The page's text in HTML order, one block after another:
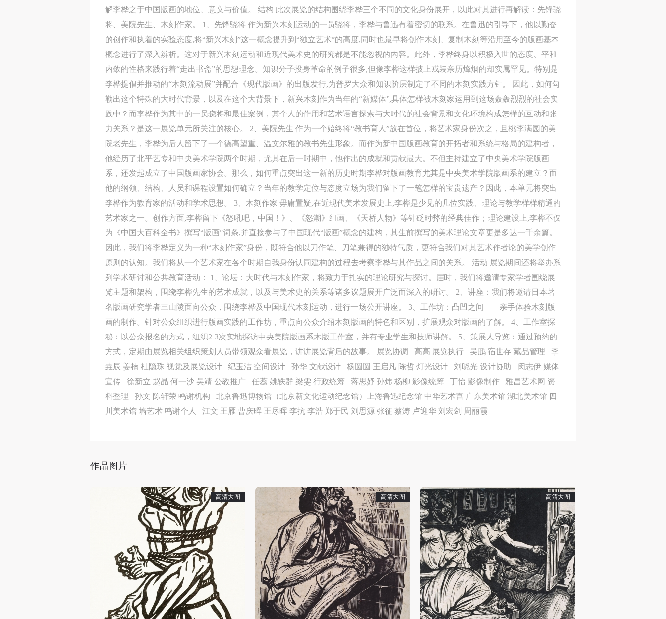
解李桦之于中国版画的地位、意义与价值。 结构 此次展览的结构围绕李桦三个不同的文化身份展开，以此对其进行再解读：先锋骁
将、美院先生、木刻作家。 1、先锋骁将 作为新兴木刻运动的一员骁将，李桦与鲁迅有着密切的联系。在鲁迅的引导下，他以勤奋
的创作和执着的实验态度,将“新兴木刻”这一概念提升到“独立艺术”的高度,同时也最早将创作木刻、复制木刻等沿用至今的版画基本
概念进行了深入辨析。这对于新兴木刻运动和近现代美术史的研究都是不能忽视的内容。此外，李桦终身以积极入世的态度、平和
内敛的性格来践行着“走出书斋”的思想理念。知识分子投身革命的例子很多,但像李桦这样披上戎装亲历烽烟的却实属罕见。特别是
李桦提倡并推动的“木刻流动展”并配合《现代版画》的出版发行,为普罗大众和知识阶层制定了不同的木刻实践方针。 因此，如何勾
勒出这个特殊的大时代背景，以及在这个大背景下，新兴木刻作为当年的“新媒体”,具体怎样被木刻家运用到这场轰轰烈烈的社会实
践中？而李桦作为其中的一员骁将和最佳案例，其个人的作用和艺术语言探索与大时代的社会背景和文化环境构成怎样的互动和张
力关系？是这一展览单元所关注的核心。 2、美院先生 作为一个始终将“教书育人”放在首位，将艺术家身份次之，且桃李满园的美
院老先生，李桦为后人留下了一个德高望重、温文尔雅的教书先生形象。而作为新中国版画教育的开拓者和系统与格局的建构者，
他经历了北平艺专和中央美术学院两个时期，尤其在后一时期中，他作出的成就和贡献最大。不但主持建立了中央美术学院版画
系，还发起成立了中国版画家协会。那么，如何重点突出这一新的历史时期李桦对版画教育尤其是中央美术学院版画系的建立？而
他的纲领、结构、人员和课程设置如何确立？当年的教学定位与态度立场为我们留下了一笔怎样的宝贵遗产？因此，本单元将突出
李桦作为教育家的活动和学术思想。 3、木刻作家 毋庸置疑,在近现代美术发展史上,李桦是少见的几位实践、理论与教学样样精通的
艺术家之一。创作方面,李桦留下《怒吼吧，中国！》、《怒潮》组画、《天桥人物》等针砭时弊的经典佳作；理论建设上,李桦不仅
为《中国大百科全书》撰写“版画”词条,并直接参与了中国现代“版画”概念的建构，其生前撰写的美术理论文章更是多达一千余篇。
因此，我们将李桦定义为一种“木刻作家”身份，既符合他以刀作笔、刀笔兼得的独特气质，更符合我们对其艺术作者论的美学创作
原则的认知。我们将从一个艺术家在各个时期自我身份认同建构的过程去考察李桦与其作品之间的关系。 活动 展览期间还将举办系
列学术研讨和公共教育活动： 1、论坛：大时代与木刻作家，将致力于扎实的理论研究与探讨。届时，我们将邀请专家学者围绕展
览主题和架构，围绕李桦先生的艺术成就，以及与美术史的关系等诸多议题展开广泛而深入的研讨。 2、讲座：我们将邀请日本著
名版画研究学者三山陵面向公众，围绕李桦及中国现代木刻运动，进行一场公开讲座。 3、工作坊：凸凹之间——亲手体验木刻版
画的制作。针对公众组织进行版画实践的工作坊，重点向公众介绍木刻版画的特色和区别，扩展观众对版画的了解。 4、工作室探
秘：以公众报名的方式，组织2-3次实地探访中央美院版画系木版工作室，并有专业学生和技师讲解。 5、策展人导览：通过预约的
方式，定期由展览相关组织策划人员带领观众看展览，讲讲展览背后的故事。 展览协调 高高 展览执行 吴鹏 宿世存 藏品管理 李
垚辰 姜楠 杜隐珠 视觉及展览设计 纪玉洁 空间设计 孙华 文献设计 杨圆圆 王启凡 陈哲 灯光设计 刘晓光 设计协助 闵志伊 媒体
宣传 徐新立 赵晶 何一沙 吴靖 公教推广 任蕊 姚轶群 梁雯 行政统筹 蒋思妤 孙炜 杨柳 影像统筹 丁怡 影像制作 雅昌艺术网 资
料整理 孙文 陈轩荣 鸣谢机构 北京鲁迅博物馆（北京新文化运动纪念馆）上海鲁迅纪念馆 中华艺术宫 广东美术馆 湖北美术馆 四
川美术馆 墙艺术 鸣谢个人 江文 王雁 曹庆晖 王尽晖 李抗 李浩 郑于民 刘思源 张征 蔡涛 卢迎华 刘宏剑 周丽霞
作品图片
高清大图 高清大图 高清大图
快捷登录 帐号密码登录
手机号码 发送验证码
手机号码将作为您的登录账号
验证码
登录
可使用雅昌艺术网会员账户登录
中央美术学院美术馆出版授权协议书
本人完全同意《中央美术学院美术馆》（以下简称“CAFAM”），愿意将本人
参与中央美术学院美术馆公共教育部组织的公益性活动（包括美术馆会员活
动）的涉及本人的图像、照片、文字、著作、活动成果（如参与工作坊创作
的作品）提交中央美术学院用作发表、出版。中央美术学院可以以电子、网
络及其它数字媒体形式公开出版，并同意编入《中国知识资源总库》《中央
美术学院资料库》《中央美术学院美术馆资料库》等相关资料、文献、档案
机构和平台，在中央美术学院中使用和在互联网上传播，同意按相关“章程”规
定享受相关权益。
中央美术学院美术馆活动安全免责协议书
第一条
本次活动公平公正、自愿参加与退出、风险与责任自负的原则。但活动有风
险，参加者应有必要的风险意识。
第二条
参加本次活动者必须遵守中华人民共和国的相关法律、法规，必须遵循道德
和社会公德规范，并应该具备以人为本、团结友爱、互相帮助和助人为乐的
良好品质。
第三条
参加本次活动人员应该是成年人（具有完全民事行为能力的人，18周岁以
上）未成年人必须在成年人的陪同下参观。
第四条
参加活动者在此次活动期间的人身安全责任自负。鼓励参加者自行购买人身
参加活动者在此次活动期间应主动遵守美术馆活动秩序、维护美术馆场地及
展示、展览、馆藏艺术作品及衍生品的安全。活动中一旦因个人原因造成美
术馆场地、空间、艺术品、衍生品等受到不同程度的损失、破坏。活动中任
何非事故当事人及美术馆将不承担相应的责任与损失，应由参与活动者根据
相应的法律条文、组织规定进行协商和赔偿。并追究相应的法律责任和经济
参与活动者在参与活动时应当在美术馆工作人员及活动导师、教师指导下进
行，并正确的使用活动中所涉及到的绘画工具、创作材料及配套设备、设
中央美术学院美术馆出版授权协议书
本人完全同意《中央美术学院美术馆》（以下简称“CAFAM”），愿意将本人
参与中央美术学院美术馆公共教育部组织的公益性活动（包括美术馆会员活
动）的涉及本人的图像、照片、文字、著作、活动成果（如参与工作坊创作
的作品）提交中央美术学院用作发表、出版。中央美术学院可以以电子、网
络及其它数字媒体形式公开出版，并同意编入《中国知识资源总库》《中央
美术学院资料库》《中央美术学院美术馆资料库》等相关资料、文献、档案
机构和平台，在中央美术学院中使用和在互联网上传播，同意按相关“章程”规
定享受相关权益。
中央美术学院美术馆活动安全免责协议书
第一条
本次活动公平公正、自愿参加与退出、风险与责任自负的原则。但活动有风
险，参加者应有必要的风险意识。
第二条
参加本次活动者必须遵守中华人民共和国的相关法律、法规，必须遵循道德
和社会公德规范，并应该具备以人为本、团结友爱、互相帮助和助人为乐的
良好品质。
第三条
参加本次活动人员应该是成年人（具有完全民事行为能力的人，18周岁以
上）未成年人必须在成年人的陪同下参观。
第四条
参加活动者在此次活动期间的人身安全责任自负。鼓励参加者自行购买人身
参加活动者在此次活动期间应主动遵守美术馆活动秩序、维护美术馆场地及
展示、展览、馆藏艺术作品及衍生品的安全。活动中一旦因个人原因造成美
术馆场地、空间、艺术品、衍生品等受到不同程度的损失、破坏。活动中任
何非事故当事人及美术馆将不承担相应的责任与损失，应由参与活动者根据
相应的法律条文、组织规定进行协商和赔偿。并追究相应的法律责任和经济
参与活动者在参与活动时应当在美术馆工作人员及活动导师、教师指导下进
行，并正确的使用活动中所涉及到的绘画工具、创作材料及配套设备、设
中央美术学院美术馆出版授权协议书
本人完全同意《中央美术学院美术馆》（以下简称“CAFAM”），愿意将本人
参与中央美术学院美术馆公共教育部组织的公益性活动（包括美术馆会员活
动）的涉及本人的图像、照片、文字、著作、活动成果（如参与工作坊创作
的作品）提交中央美术学院用作发表、出版。中央美术学院可以以电子、网
络及其它数字媒体形式公开出版，并同意编入《中国知识资源总库》《中央
美术学院资料库》《中央美术学院美术馆资料库》等相关资料、文献、档案
机构和平台，在中央美术学院中使用和在互联网上传播，同意按相关“章程”规
定享受相关权益。
中央美术学院美术馆活动安全免责协议书
第一条
本次活动公平公正、自愿参加与退出、风险与责任自负的原则。但活动有风
险，参加者应有必要的风险意识。
第二条
参加本次活动者必须遵守中华人民共和国的相关法律、法规，必须遵循道德
和社会公德规范，并应该具备以人为本、团结友爱、互相帮助和助人为乐的
良好品质。
第三条
参加本次活动人员应该是成年人（具有完全民事行为能力的人，18周岁以
上）未成年人必须在成年人的陪同下参观。
第四条
参加活动者在此次活动期间的人身安全责任自负。鼓励参加者自行购买人身
参加活动者在此次活动期间应主动遵守美术馆活动秩序、维护美术馆场地及
展示、展览、馆藏艺术作品及衍生品的安全。活动中一旦因个人原因造成美
术馆场地、空间、艺术品、衍生品等受到不同程度的损失、破坏。活动中任
何非事故当事人及美术馆将不承担相应的责任与损失，应由参与活动者根据
相应的法律条文、组织规定进行协商和赔偿。并追究相应的法律责任和经济
参与活动者在参与活动时应当在美术馆工作人员及活动导师、教师指导下进
行，并正确的使用活动中所涉及到的绘画工具、创作材料及配套设备、设